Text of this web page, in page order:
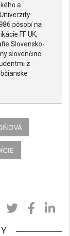
a
pôsobí na
FF UK,
Slovensko-
slovenčine
z